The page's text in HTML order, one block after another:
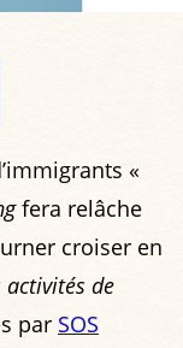
«
fera relâche
croiser en
activités de
par SOS